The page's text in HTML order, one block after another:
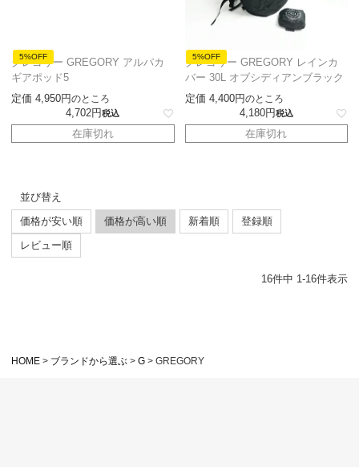
5%OFF
グレゴリー GREGORY アルパカ
ギアポッド5
定価 4,950 のところ
4,702 税込
在庫切れ
5%OFF
グレゴリー GREGORY レインカ
バー 30L オブシディアンブラック
定価 4,400 のところ
4,180 税込
在庫切れ
並び替え
価格が安い順
価格が高い順 新着順
登録順
レビュー順
16件中 1-16件表示
HOME ブランドから選ぶ G GREGORY